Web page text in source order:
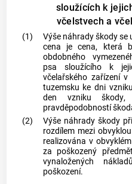
sloužících k
včelstvech a
(1) Výše náhradyškodyse
cena je cena, která
obdobného
psa sloužícího k
včelařského zařízení
tuzemsku ke dni
den vznikuškody,
pravděpodobností
(2)
Výše náhradyškody
rozdílem mezi
realizována v
za poškozený
vynaložených
poškození.